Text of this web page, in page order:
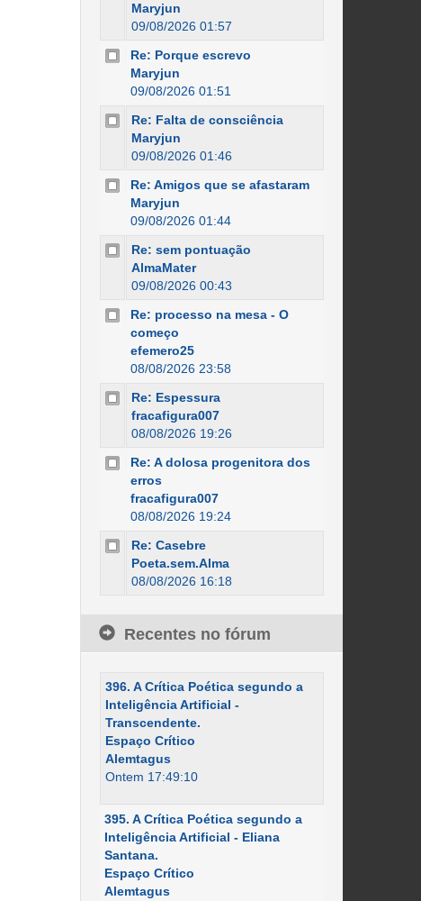
Maryjun
09/08/2026 01:57
Re: Porque escrevo
Maryjun
09/08/2026 01:51
Re: Falta de consciência
Maryjun
09/08/2026 01:46
Re: Amigos que se afastaram
Maryjun
09/08/2026 01:44
Re: sem pontuação
AlmaMater
09/08/2026 00:43
Re: processo na mesa - O
começo
efemero25
08/08/2026 23:58
Re: Espessura
fracafigura007
08/08/2026 19:26
Re: A dolosa progenitora dos
erros
fracafigura007
08/08/2026 19:24
Re: Casebre
Poeta.sem.Alma
08/08/2026 16:18
Recentes no fórum
396. A Crítica Poética segundo a
Inteligência Artificial -
Transcendente.
Espaço Crítico
Alemtagus
Ontem 17:49:10
395. A Crítica Poética segundo a
Inteligência Artificial - Eliana
Santana.
Espaço Crítico
Alemtagus